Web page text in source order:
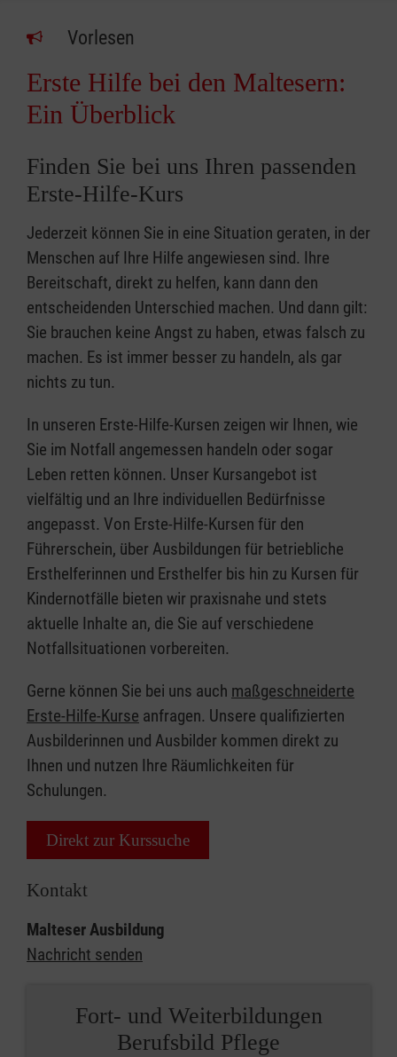
Vorlesen
Erste Hilfe bei den Maltesern:
Ein Überblick
Finden Sie bei uns Ihren passenden
Erste-Hilfe-Kurs
Jederzeit können Sie in eine Situation geraten, in der
Menschen auf Ihre Hilfe angewiesen sind. Ihre
Bereitschaft, direkt zu helfen, kann dann den
entscheidenden Unterschied machen. Und dann gilt:
Sie brauchen keine Angst zu haben, etwas falsch zu
machen. Es ist immer besser zu handeln, als gar
nichts zu tun.
In unseren Erste-Hilfe-Kursen zeigen wir Ihnen, wie
Sie im Notfall angemessen handeln oder sogar
Leben retten können. Unser Kursangebot ist
vielfältig und an Ihre individuellen Bedürfnisse
angepasst. Von Erste-Hilfe-Kursen für den
Führerschein, über Ausbildungen für betriebliche
Ersthelferinnen und Ersthelfer bis hin zu Kursen für
Kindernotfälle bieten wir praxisnahe und stets
aktuelle Inhalte an, die Sie auf verschiedene
Notfallsituationen vorbereiten.
Gerne können Sie bei uns auch maßgeschneiderte
Erste-Hilfe-Kurse anfragen. Unsere qualifizierten
Ausbilderinnen und Ausbilder kommen direkt zu
Ihnen und nutzen Ihre Räumlichkeiten für
Schulungen.
Direkt zur Kurssuche
Kontakt
Malteser Ausbildung
Nachricht senden
Fort- und Weiterbildungen
Berufsbild Pflege